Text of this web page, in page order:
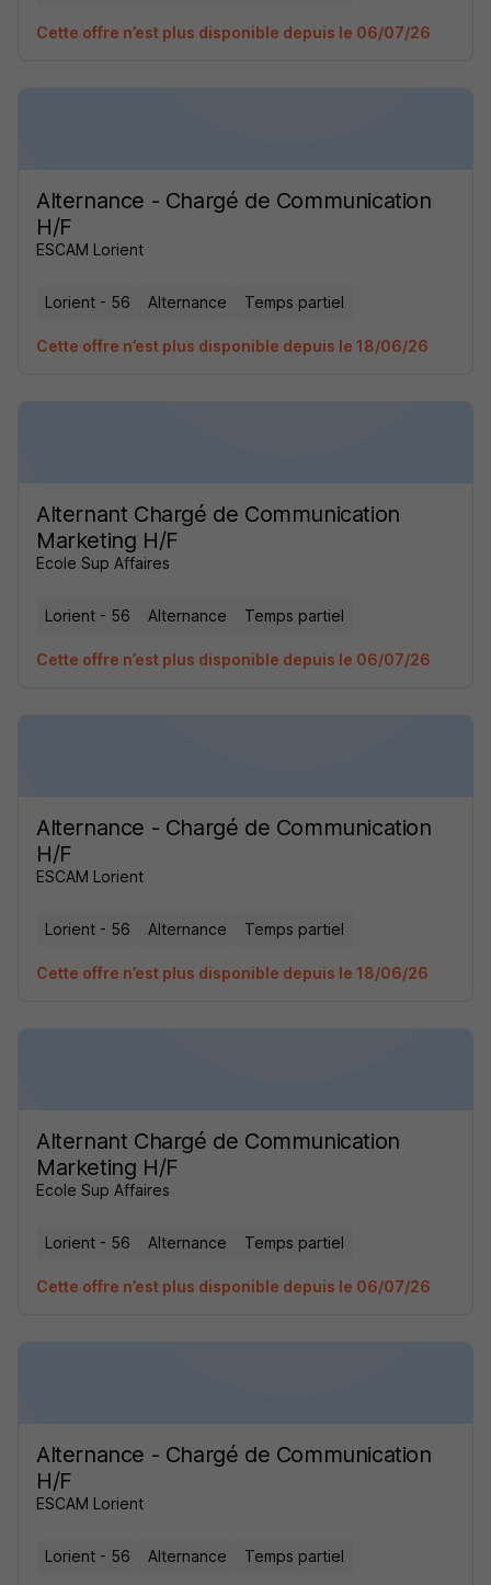
Cette offre n’est plus disponible depuis le 06/07/26
Alternance - Chargé de Communication
H/F
ESCAM Lorient
Lorient - 56 Alternance Temps partiel
Cette offre n’est plus disponible depuis le 18/06/26
Alternant Chargé de Communication
Marketing H/F
Ecole Sup Affaires
Lorient - 56 Alternance Temps partiel
Cette offre n’est plus disponible depuis le 06/07/26
Alternance - Chargé de Communication
H/F
ESCAM Lorient
Lorient - 56 Alternance Temps partiel
Cette offre n’est plus disponible depuis le 18/06/26
Alternant Chargé de Communication
Marketing H/F
Ecole Sup Affaires
Lorient - 56 Alternance Temps partiel
Cette offre n’est plus disponible depuis le 06/07/26
Alternance - Chargé de Communication
H/F
ESCAM Lorient
Lorient - 56 Alternance Temps partiel